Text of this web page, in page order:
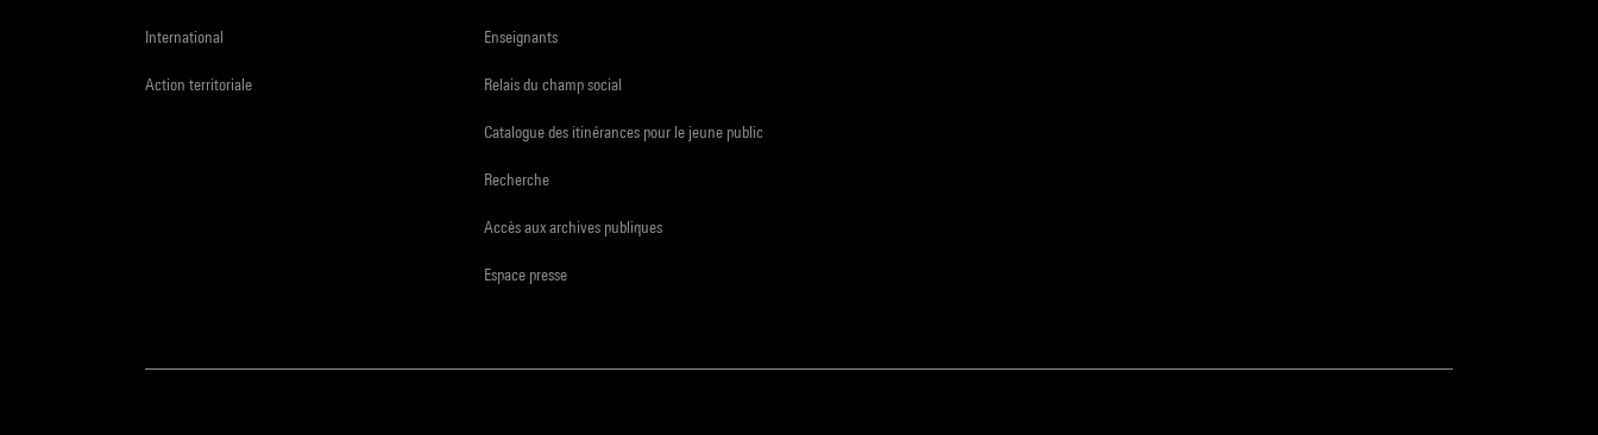
International
Action territoriale
Enseignants
Relais du champ social
Catalogue des itinérances pour le jeune public
Recherche
Accès aux archives publiques
Espace presse